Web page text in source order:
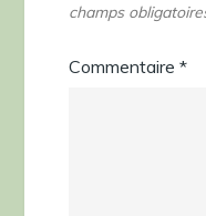
champs
Commentaire*